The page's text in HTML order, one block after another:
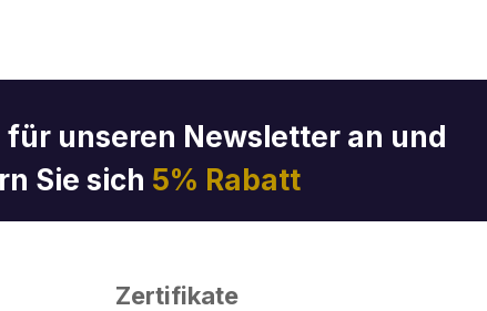
für unseren Newsletter an und
Sie sich 5% Rabatt
Zertifikate